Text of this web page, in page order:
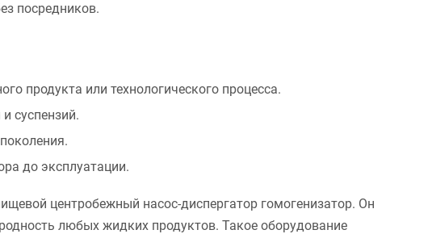
посредников.
продукта или технологического процесса.
суспензий.
до эксплуатации.
центробежный насос-диспергатор гомогенизатор. Он
любых жидких продуктов. Такое оборудование